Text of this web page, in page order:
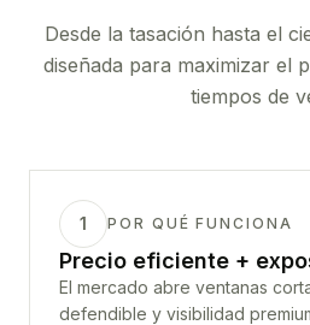
Desde la tasación hasta el
diseñada para maximizar el
tiempos de
1 POR QUÉ FUNCIONA
Precio eficiente +
El mercado abre ventanas
defendible y visibilidad